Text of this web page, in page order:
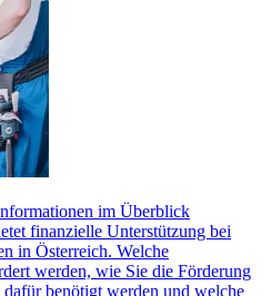
im Überblick
finanzielle Unterstützung bei
in Österreich. Welche
werden, wie Sie die Förderung
benötigt werden und welche